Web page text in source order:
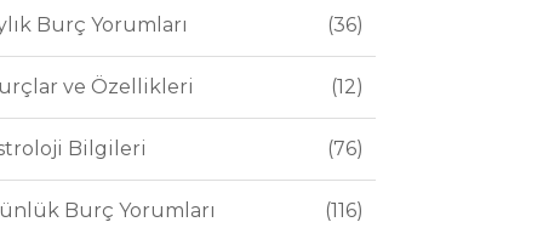
Burç Yorumları 36
ve Özellikleri 12
Bilgileri 76
Burç Yorumları 116